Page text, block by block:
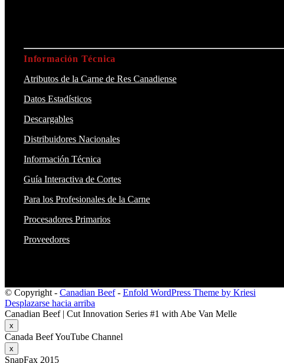
Información Técnica
Atributos de la Carne de Res Canadiense
Datos Estadísticos
Descargables
Distribuidores Nacionales
Información Técnica
Guía Interactiva de Cortes
Para los Profesionales de la Carne
Procesadores Primarios
Proveedores
© Copyright - Canadian Beef- Enfold WordPress Theme by Kriesi
Desplazarse hacia arriba
Canadian Beef | Cut Innovation Series #1 with Abe Van Melle
x
Canada Beef YouTube Channel
x
SnapFax 2015